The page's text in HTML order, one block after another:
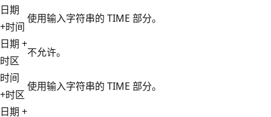
日期
+时间
使用输入字符串的 TIME 部分。
日期 +
时区
不允许。
时间
+时区
使用输入字符串的 TIME 部分。
日期 +